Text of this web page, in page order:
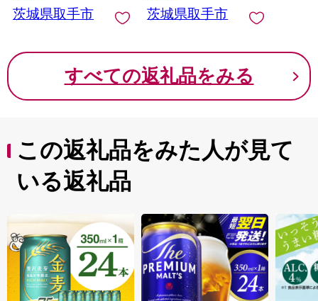
茨城県取手市
茨城県取手市
すべての返礼品をみる
この返礼品をみた人が見て
いる返礼品